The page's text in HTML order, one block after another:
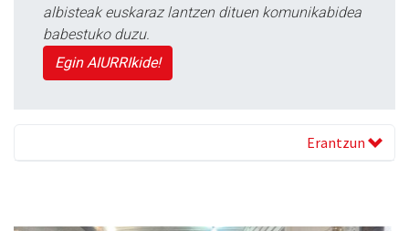
albisteak euskaraz lantzen dituen komunikabidea
babestuko duzu.
Egin AIURRIkide!
Erantzun